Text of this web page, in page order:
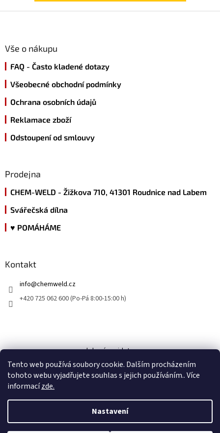
Tento web používá soubory cookie. Dalším procházením
tohoto webu vyjadřujete souhlas s jejich používáním.. Více
informacízde.
Nastavení
Vše o nákupu
FAQ - Často kladené dotazy
Všeobecné obchodní podmínky
Ochrana osobních údajů
Reklamace zboží
Odstoupení od smlouvy
Prodejna
CHEM-WELD - Žižkova 710, 41301 Roudnice nad Labem
Svářečská dílna
♥ POMÁHÁME
Kontakt
info@chemweld.cz
+420 725 062 600 (Po-Pá 8:00-15:00 h)
kde nás najdete
Vytvořil Shoptet